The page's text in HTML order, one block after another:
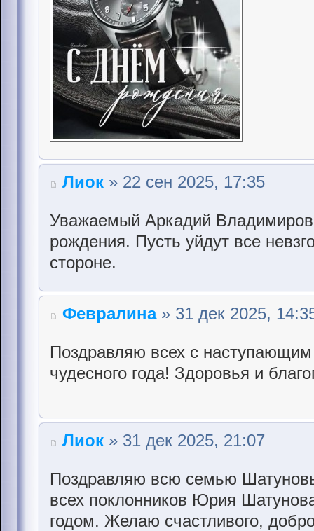
Лиок » 22 сен 2025, 17:35
Уважаемый Аркадий
рождения. Пусть уйдут все
стороне.
Февралина» 31 дек 2025,
Поздравляю всех с
чудесного года! Здоровья и
Лиок » 31 дек 2025, 21:07
Поздравляю всю семью
всех поклонников Юрия
годом. Желаю счастливого,